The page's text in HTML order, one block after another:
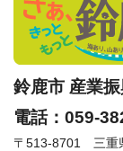
鈴鹿市 産業
電話：059-
〒513-8701 三重